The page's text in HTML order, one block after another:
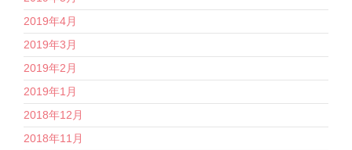
2019年4月
2019年3月
2019年2月
2019年1月
2018年12月
2018年11月